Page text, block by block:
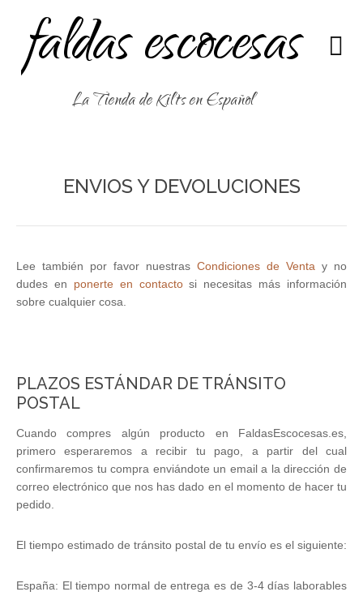
faldas escocesas
La Tienda de Kilts en Español
ENVIOS Y DEVOLUCIONES
Lee también por favor nuestras Condiciones de Venta y no
dudes en ponerte en contactosi necesitas más información
sobre cualquier cosa.
PLAZOS ESTÁNDAR DE TRÁNSITO
POSTAL
Cuando compres algún producto en FaldasEscocesas.es,
primero esperaremos a recibir tu pago, a partir del cual
confirmaremos tu compra enviándote un email a la dirección de
correo electrónico que nos has dado en el momento de hacer tu
pedido.
El tiempo estimado de tránsito postal de tu envío es el siguiente:
España: El tiempo normal de entrega es de 3-4 días laborables